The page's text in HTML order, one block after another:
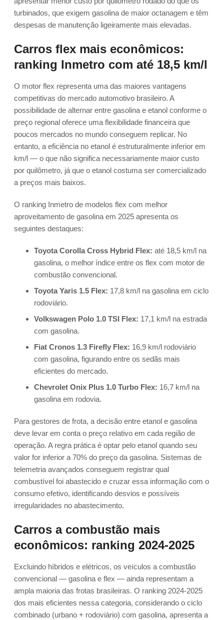
turbinados, que exigem gasolina de maior octanagem e têm
despesas de manutenção ligeiramente mais elevadas.
Carros flex mais econômicos:
ranking Inmetro com até 18,5 km/l
O motor flex representa uma das maiores vantagens
competitivas do mercado automotivo brasileiro. A
possibilidade de alternar entre gasolina e etanol conforme o
preço regional oferece uma flexibilidade financeira que
poucos mercados no mundo conseguem replicar. No
entanto, a eficiência no etanol é estruturalmente inferior em
km/l — o que não significa necessariamente maior custo
por quilômetro, já que o etanol costuma ser comercializado
a preços mais baixos.
O ranking Inmetro de modelos flex com melhor
aproveitamento de gasolina em 2025 apresenta os
seguintes destaques:
Toyota Corolla Cross Hybrid Flex: até 18,5 km/l na
gasolina, o melhor índice entre os flex com motor de
combustão convencional.
Toyota Yaris 1.5 Flex: 17,8 km/l na gasolina em ciclo
rodoviário.
Volkswagen Polo 1.0 TSI Flex: 17,1 km/l na estrada
com gasolina.
Fiat Cronos 1.3 Firefly Flex: 16,9 km/l rodoviário
com gasolina, figurando entre os sedãs mais
eficientes do mercado.
Chevrolet Onix Plus 1.0 Turbo Flex: 16,7 km/l na
gasolina em rodovia.
Para gestores de frota, a decisão entre etanol e gasolina
deve levar em conta o preço relativo em cada região de
operação. A regra prática é optar pelo etanol quando seu
valor for inferior a 70% do preço da gasolina. Sistemas de
telemetria avançados conseguem registrar qual
combustível foi abastecido e cruzar essa informação com o
consumo efetivo, identificando desvios e possíveis
irregularidades no abastecimento.
Carros a combustão mais
econômicos: ranking 2024-2025
Excluindo híbridos e elétricos, os veículos a combustão
convencional — gasolina e flex — ainda representam a
ampla maioria das frotas brasileiras. O ranking 2024-2025
dos mais eficientes nessa categoria, considerando o ciclo
combinado (urbano + rodoviário) com gasolina, apresenta a